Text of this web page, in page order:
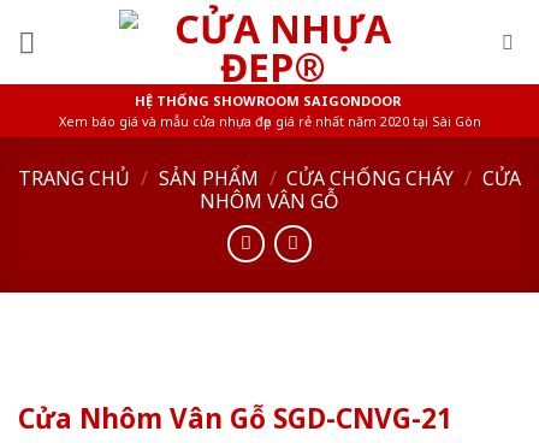
HỆ THỐNG SHOWROOM SAIGONDOOR
Xem báo giá và mẫu cửa nhựa đẹp giá rẻ nhất năm 2020 tại Sài Gòn
TRANG CHỦ / SẢN PHẨM / CỬA CHỐNG CHÁY / CỬA
NHÔM VÂN GỖ
Cửa Nhôm Vân Gỗ SGD-CNVG-21